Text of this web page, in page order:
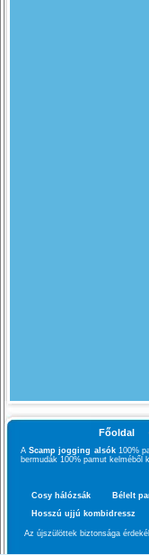
Főoldal
AScamp jogging alsók100%
bermudák 100% pamut
Cosy hálózsák Bélelt
Hosszú ujjú kombidressz
Az újszülöttek biztonsága